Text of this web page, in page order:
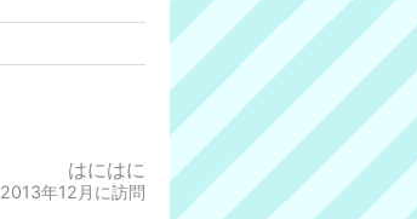
はにはに
2013年12月に訪問